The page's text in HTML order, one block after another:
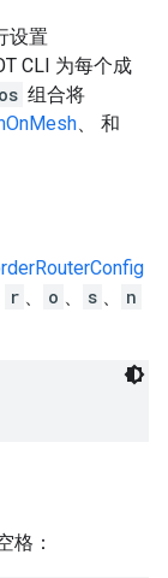
设置
CLI 为每个成
组合将
、 和
r 、 o 、 s 、
n
格：